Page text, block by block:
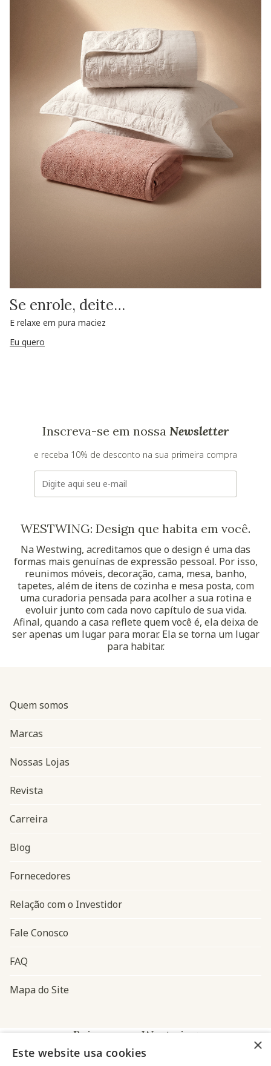
Se enrole, deite…
E relaxe em pura maciez
Eu quero
Inscreva-se em nossa Newsletter
e receba 10% de desconto na sua primeira compra
E-mail
WESTWING: Design que habita em você.
Na Westwing, acreditamos que o design é uma das
formas mais genuínas de expressão pessoal. Por isso,
reunimos móveis, decoração, cama, mesa, banho,
tapetes, além de itens de cozinha e mesa posta, com
uma curadoria pensada para acolher a sua rotina e
evoluir junto com cada novo capítulo de sua vida.
Afinal, quando a casa reflete quem você é, ela deixa de
ser apenas um lugar para morar. Ela se torna um lugar
para habitar.
Navegação do rodapé
Quem somos
Marcas
Nossas Lojas
Revista
Carreira
Blog
Fornecedores
Relação com o Investidor
Fale Conosco
FAQ
Mapa do Site
Baixe o app Westwing
×
Este website usa cookies